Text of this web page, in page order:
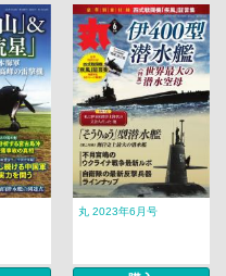
丸 2023年6月号